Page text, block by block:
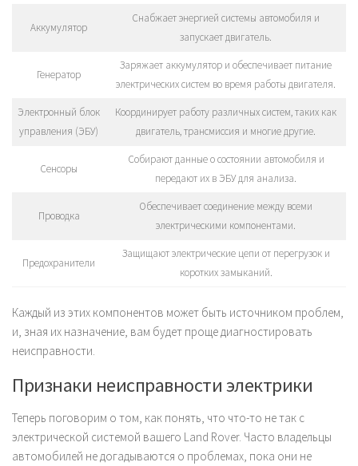
Аккумулятор
Снабжает энергией системы автомобиля и
запускает двигатель.
Генератор
Заряжает аккумулятор и обеспечивает питание
электрических систем во время работы двигателя.
Электронный блок
управления (ЭБУ)
Координирует работу различных систем, таких как
двигатель, трансмиссия и многие другие.
Сенсоры
Собирают данные о состоянии автомобиля и
передают их в ЭБУ для анализа.
Проводка
Обеспечивает соединение между всеми
электрическими компонентами.
Предохранители
Защищают электрические цепи от перегрузок и
коротких замыканий.
Каждый из этих компонентов может быть источником проблем,
и, зная их назначение, вам будет проще диагностировать
неисправности.
Признаки неисправности электрики
Теперь поговорим о том, как понять, что что-то не так с
электрической системой вашего Land Rover. Часто владельцы
автомобилей не догадываются о проблемах, пока они не